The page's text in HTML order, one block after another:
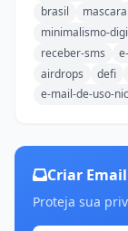
brasil
minimalismo-
receber-sms
airdrops
defi
e-mail-de-uso-
Criar
Proteja sua